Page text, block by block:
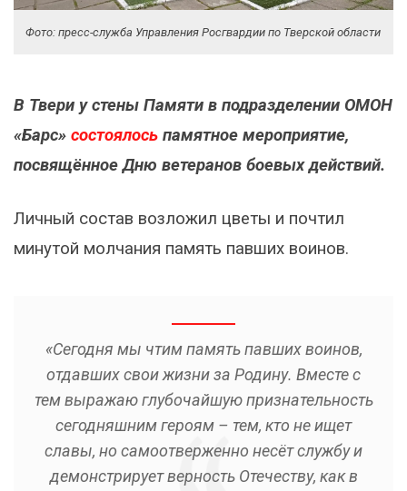
Фото: пресс-служба Управления Росгвардии по Тверской области
В Твери у стены Памяти в подразделении ОМОН
«Барс» состоялось памятное мероприятие,
посвящённое Дню ветеранов боевых действий.
Личный состав возложил цветы и почтил
минутой молчания память павших воинов.
«Сегодня мы чтим память павших воинов,
отдавших свои жизни за Родину. Вместе с
тем выражаю глубочайшую признательность
сегодняшним героям – тем, кто не ищет
славы, но самоотверженно несёт службу и
демонстрирует верность Отечеству, как в